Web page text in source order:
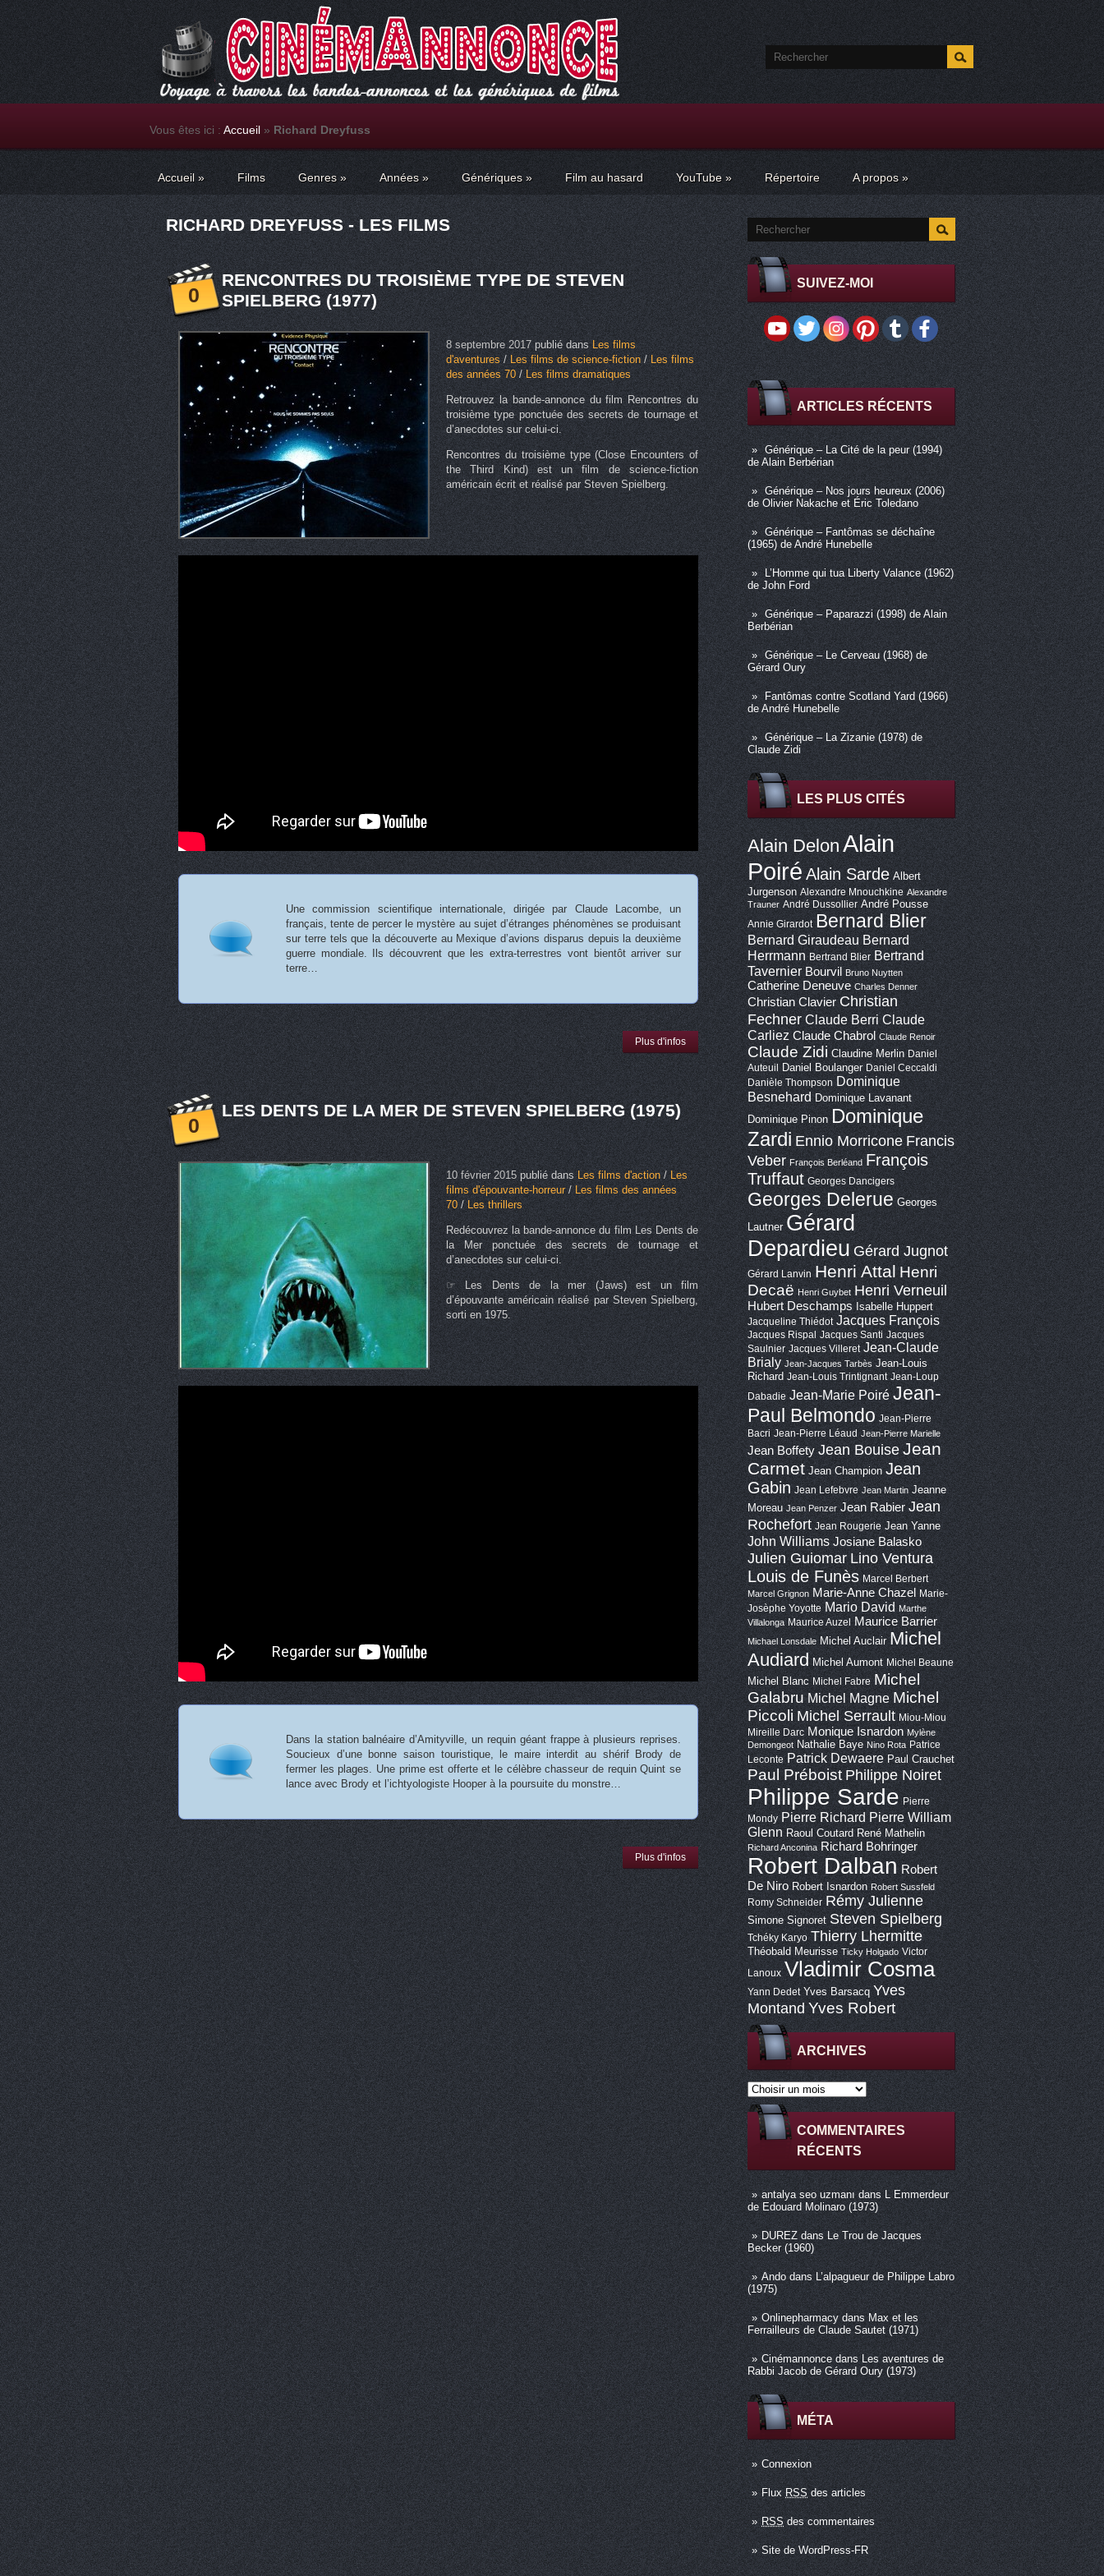
Vous êtes ici : Accueil » Richard Dreyfuss
Accueil » Films Genres» Années » Génériques » Film au hasard YouTube » Répertoire A propos »
SUIVEZ-MOI
ARTICLES RÉCENTS
Générique – La Cité de la peur (1994)
de Alain Berbérian
Générique – Nos jours heureux (2006)
de Olivier Nakache et Éric Toledano
Générique – Fantômas se déchaîne
(1965) de André Hunebelle
L’Homme qui tua Liberty Valance (1962)
de John Ford
Générique – Paparazzi (1998) de Alain
Berbérian
Générique – Le Cerveau (1968) de
Gérard Oury
Fantômas contre Scotland Yard (1966)
de André Hunebelle
Générique – La Zizanie (1978) de
Claude Zidi
LES PLUS CITÉS
Alain DelonAlain
Poiré Alain Sarde Albert
Jurgenson Alexandre Mnouchkine Alexandre
Trauner André Dussollier André Pousse
Annie Girardot Bernard Blier
Bernard Giraudeau Bernard
Herrmann Bertrand Blier Bertrand
Tavernier Bourvil Bruno Nuytten
Catherine Deneuve Charles Denner
Christian Clavier Christian
Fechner Claude Berri Claude
Carliez Claude Chabrol Claude Renoir
Claude Zidi Claudine Merlin Daniel
Auteuil
Daniel Boulanger Daniel Ceccaldi
Danièle Thompson Dominique
Besnehard Dominique Lavanant
Dominique Pinon Dominique
Zardi Ennio Morricone Francis
Veber François Berléand François
Truffaut Georges Dancigers
Georges Delerue Georges
Lautner Gérard
Depardieu Gérard Jugnot
Gérard Lanvin Henri Attal Henri
Decaë Henri Guybet Henri Verneuil
Hubert Deschamps Isabelle Huppert
Jacqueline Thiédot Jacques François
Jacques Rispal Jacques Santi Jacques
Saulnier Jacques Villeret Jean-Claude
Brialy Jean-Jacques Tarbès Jean-Louis
Richard Jean-Louis Trintignant Jean-Loup
Dabadie Jean-Marie Poiré Jean-
Paul Belmondo Jean-Pierre
Bacri Jean-Pierre Léaud Jean-Pierre Marielle
Jean Boffety Jean BouiseJean
Carmet Jean Champion Jean
Gabin Jean Lefebvre Jean Martin Jeanne
Moreau Jean Penzer Jean Rabier Jean
Rochefort Jean Rougerie Jean Yanne
John Williams Josiane Balasko
Julien Guiomar Lino Ventura
Louis de Funès Marcel Berbert
Marcel Grignon Marie-Anne Chazel
Marie-
Josèphe Yoyotte Mario David Marthe
Villalonga Maurice Auzel Maurice Barrier
Michael Lonsdale Michel Auclair Michel
Audiard Michel Aumont Michel Beaune
Michel Blanc Michel Fabre Michel
Galabru Michel Magne Michel
Piccoli Michel Serrault Miou-Miou
Mireille Darc Monique Isnardon Mylène
Demongeot Nathalie Baye Nino Rota Patrice
Leconte Patrick Dewaere Paul Crauchet
Paul Préboist Philippe Noiret
Philippe Sarde Pierre
Mondy Pierre Richard Pierre William
Glenn Raoul Coutard René Mathelin
Richard Anconina Richard Bohringer
Robert Dalban Robert
De Niro Robert Isnardon Robert Sussfeld
Romy Schneider Rémy Julienne
Simone Signoret Steven Spielberg
Tchéky Karyo Thierry Lhermitte
Théobald Meurisse Ticky Holgado Victor
Lanoux Vladimir Cosma
Yann Dedet Yves Barsacq Yves
Montand Yves Robert
ARCHIVES
COMMENTAIRES
RÉCENTS
antalya seo uzmanıdans L Emmerdeur
de Edouard Molinaro (1973)
DUREZdans Le Trou de Jacques
Becker (1960)
Andodans L’alpagueur de Philippe Labro
(1975)
Onlinepharmacy dansMax et les
Ferrailleurs de Claude Sautet (1971)
Cinémannonce dansLes aventures de
Rabbi Jacob de Gérard Oury (1973)
MÉTA
Connexion
Flux RSS des articles
RSSdes commentaires
Site de WordPress-FR
RICHARD DREYFUSS - LES FILMS
0
RENCONTRES DU TROISIÈME TYPE DE STEVEN
SPIELBERG (1977)
8 septembre 2017 publié dansLes films
d'aventures/Les films de science-fiction/ Les films
des années 70 / Les films dramatiques
Retrouvez la bande-annonce du film Rencontres du
troisième type ponctuée des secrets de tournage et
d’anecdotes sur celui-ci.
Rencontres du troisième type (Close Encounters of
the Third Kind) est un film de science-fiction
américain écrit et réalisé par Steven Spielberg.
Une commission scientifique internationale, dirigée par Claude Lacombe, un
français, tente de percer le mystère au sujet d’étranges phénomènes se produisant
sur terre tels que la découverte au Mexique d’avions disparus depuis la deuxième
guerre mondiale. Ils découvrent que les extra-terrestres vont bientôt arriver sur
terre…
Plus d'infos
0
LES DENTS DE LA MER DE STEVEN SPIELBERG (1975)
10 février 2015publié dansLes films d'action/ Les
films d'épouvante-horreur/ Les films des années
70/Les thrillers
Redécouvrez la bande-annonce du film Les Dents de
la Mer ponctuée des secrets de tournage et
d’anecdotes sur celui-ci.
☞ Les Dents de la mer (Jaws) est un film
d’épouvante américain réalisé par Steven Spielberg,
sorti en 1975.
Dans la station balnéaire d’Amityville, un requin géant frappe à plusieurs reprises.
Soucieux d’une bonne saison touristique, le maire interdit au shérif Brody de
fermer les plages. Une prime est offerte et le célèbre chasseur de requin Quint se
lance avec Brody et l’ichtyologiste Hooper à la poursuite du monstre…
Plus d'infos